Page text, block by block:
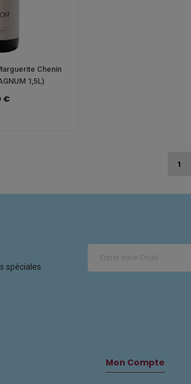
Chenin
1,5L)
€
1
spéciales.
Mon Compte